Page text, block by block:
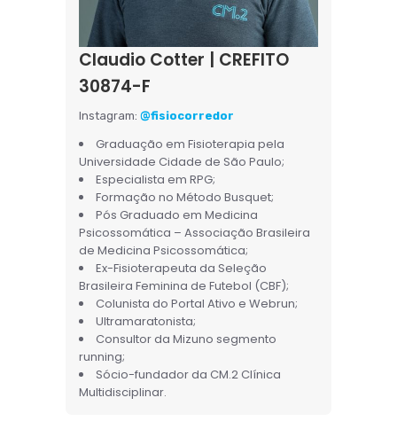
Claudio Cotter | CREFITO
30874-F
Instagram: @fisiocorredor
Graduação em Fisioterapia pela
Universidade Cidade de São Paulo;
Especialista em RPG;
Formação no Método Busquet;
Pós Graduado em Medicina
Psicossomática – Associação Brasileira
de Medicina Psicossomática;
Ex-Fisioterapeuta da Seleção
Brasileira Feminina de Futebol (CBF);
Colunista do Portal Ativo e Webrun;
Ultramaratonista;
Consultor da Mizuno segmento
running;
Sócio-fundador da CM.2 Clínica
Multidisciplinar.